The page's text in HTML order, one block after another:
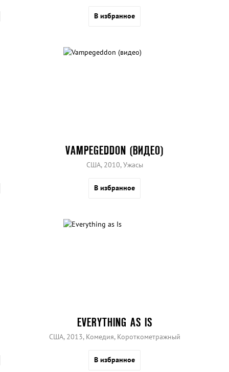
В избранное
VAMPEGEDDON (ВИДЕО)
США, 2010, Ужасы
В избранное
EVERYTHING AS IS
США, 2013, Комедия, Короткометражный
В избранное